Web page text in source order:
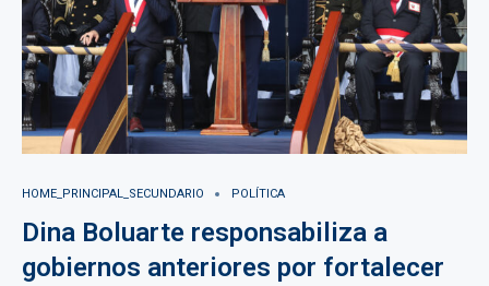
HOME_PRINCIPAL_SECUNDARIO POLÍTICA
Dina Boluarte responsabiliza a
gobiernos anteriores por fortalecer